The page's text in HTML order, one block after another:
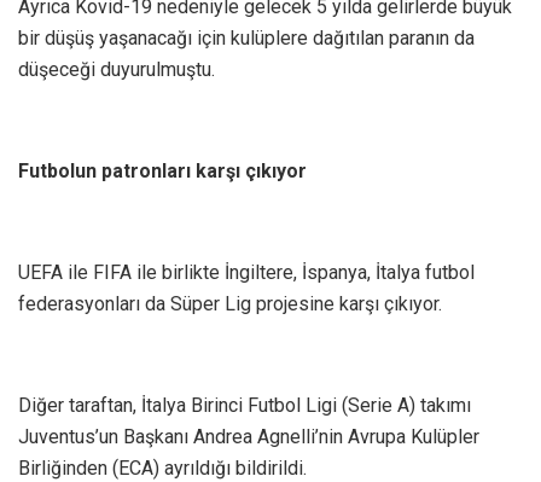
Ayrıca Kovid-19 nedeniyle gelecek 5 yılda gelirlerde büyük
bir düşüş yaşanacağı için kulüplere dağıtılan paranın da
düşeceği duyurulmuştu.
Futbolun patronları karşı çıkıyor
UEFA ile FIFA ile birlikte İngiltere, İspanya, İtalya futbol
federasyonları da Süper Lig projesine karşı çıkıyor.
Diğer taraftan, İtalya Birinci Futbol Ligi (Serie A) takımı
Juventus’un Başkanı Andrea Agnelli’nin Avrupa Kulüpler
Birliğinden (ECA) ayrıldığı bildirildi.